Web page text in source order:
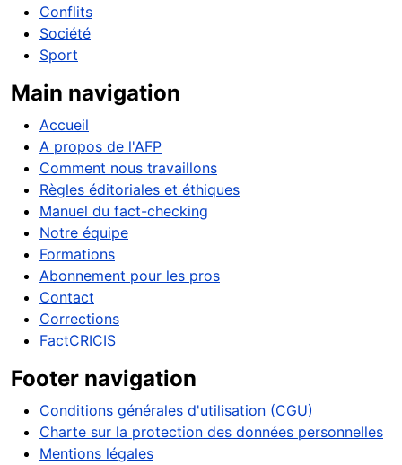
Conflits
Société
Sport
Main navigation
Accueil
A propos de l'AFP
Comment nous travaillons
Règles éditoriales et éthiques
Manuel du fact-checking
Notre équipe
Formations
Abonnement pour les pros
Contact
Corrections
FactCRICIS
Footer navigation
Conditions générales d'utilisation (CGU)
Charte sur la protection des données personnelles
Mentions légales